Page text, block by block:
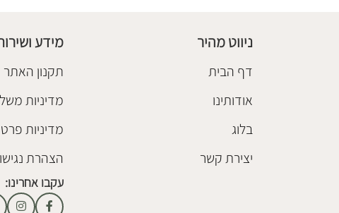
ניווט מהיר
דף הבית
אודותינו
בלוג
יצירת קשר
מידע
תקנון האתר
מדיניות
מדיניות
הצהרת
עקבו אחרינו: